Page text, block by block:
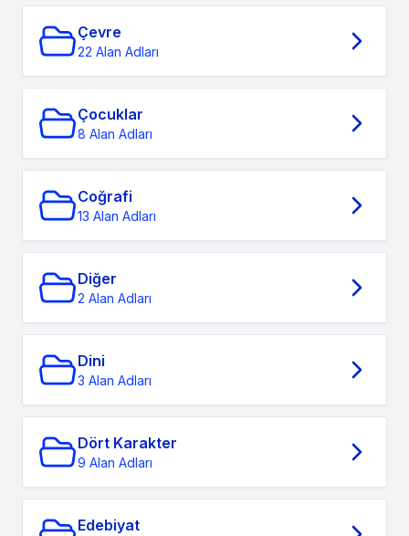
Çevre
22 Alan Adları
Çocuklar
8 Alan Adları
Coğrafi
13 Alan Adları
Diğer
2 Alan Adları
Dini
3 Alan Adları
Dört Karakter
9 Alan Adları
Edebiyat